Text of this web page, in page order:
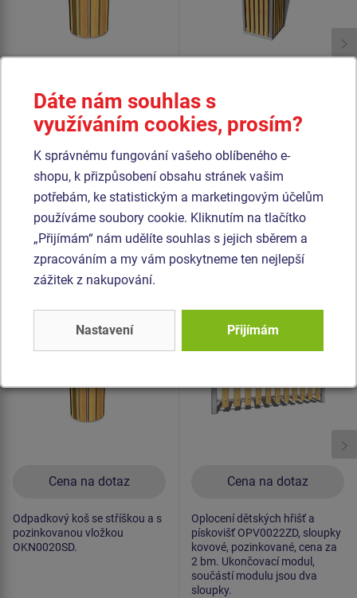
Cena na dotaz
Odpadkový koš s
pozinkovanou vložkou
OKN0002SD.
Odpadkový koš s
pozinkovanou vložkou. Počet
Podobnézboží
stříškou OKN0020SD
Cena na dotaz
Odpadkový koš se stříškou a s
pozinkovanou vložkou
OKN0020SD.
a pískovišť OPV0022ZD
(cena/2 bm)
Cena na dotaz
Oplocení dětských hřišť a
pískovišť OPV0022ZD, sloupky
kovové, pozinkované, cena za
2 bm. Ukončovací modul,
součástí modulu jsou dva
sloupky.
Dáte nám souhlas s
využíváním cookies, prosím?
K správnému fungování vašeho oblíbeného e-
shopu, k přizpůsobení obsahu stránek vašim
potřebám, ke statistickým a marketingovým účelům
používáme soubory cookie. Kliknutím na tlačítko
„Přijímám“ nám udělíte souhlas s jejich sběrem a
zpracováním a my vám poskytneme ten nejlepší
zážitek z nakupování.
Nastavení Přijímám